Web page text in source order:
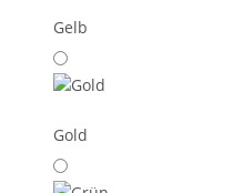
Gelb
Gold